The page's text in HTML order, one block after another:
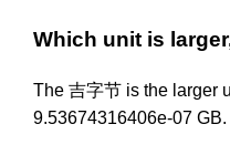
Which unit is
The 吉字节 is the larger
9.53674316406e-07 GB.